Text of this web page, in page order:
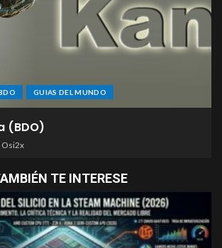
GUIAS DEL MUNDO
(BDO)
Osi2x
TE INTERESE